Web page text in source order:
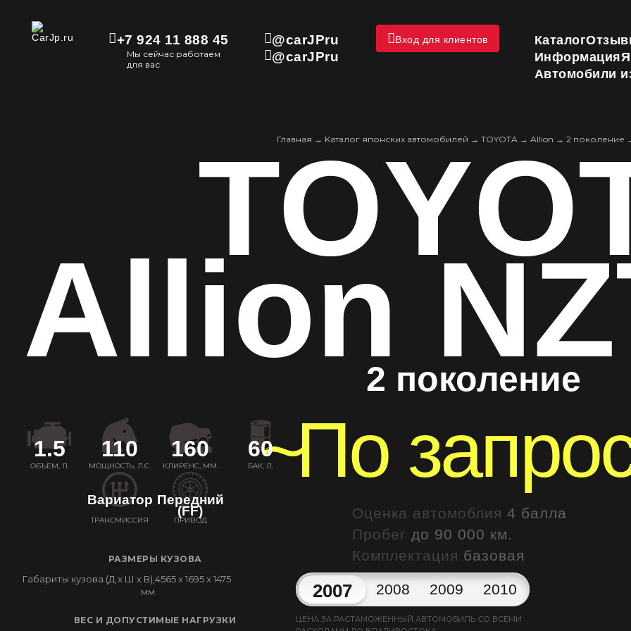
+7 924 11 888 45
Мы сейчас работаем
для вас
@carJPru
@carJPru
Вход для клиентов Каталог
Информация
Автомобили
Главная → Kаталог японских автомобилей → TOYOTA→ Allion → 2 поколение
Allion2 поколение
ОБЪЕМ, Л.
1.5
МОЩНОСТЬ, Л.С.
110
КЛИРЕНС, ММ.
160
БАК, Л.
60
ТРАНСМИССИЯ
Вариатор
ПРИВОД
Передний
(FF)
РАЗМЕРЫ КУЗОВА
Габариты кузова (Д x Ш x В),
мм
4565 x 1695 x 1475
ВЕС И ДОПУСТИМЫЕ НАГРУЗКИ
~По
Оценка автомоблия 4 балла
Пробег до 90 000 км.
Комплектация базовая
2007 2008 2009 2010
ЦЕНА ЗА РАСТАМОЖЕННЫЙ АВТОМОБИЛЬ СО ВСЕМИ